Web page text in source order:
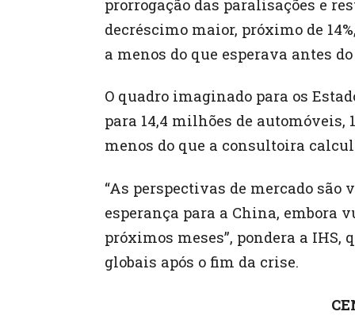
prorrogação das paralisações e
decréscimo maior, próximo de
a menos do que esperava antes
O quadro imaginado para os
para 14,4 milhões de automóveis,
menos do que a consultoira
“As perspectivas de mercado
esperança para a China, embora
próximos meses”, pondera a
globais após o fim da crise.